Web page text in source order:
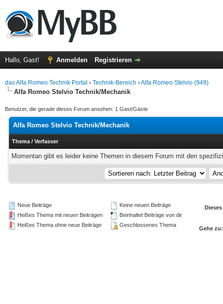
Hallo, Gast! Anmelden Registrieren
das Alfa Romeo Technik Portal › Technik-Bereich ›Alfa Romeo Stelvio (949)
Alfa Romeo Stelvio Technik/Mechanik
Benutzer, die gerade dieses Forum ansehen: 1 Gast/Gäste
Alfa Romeo Stelvio Technik/Mechanik
Thema / Verfasser
Momentan gibt es leider keine Themen in diesem Forum mit den
Neue Beiträge
Heißes Thema mit neuen Beiträgen
Heißes Thema ohne neue Beiträge
Keine neuen Beiträge
Beinhaltet Beiträge von dir
Geschlossenes Thema
Gehe zu: